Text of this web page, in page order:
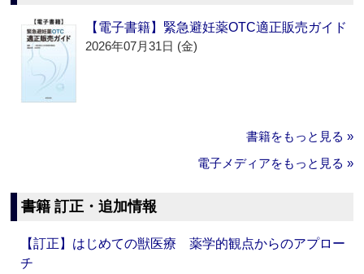
【電子書籍】緊急避妊薬OTC適正販売ガイド
2026年07月31日 (金)
書籍をもっと見る »
電子メディアをもっと見る »
書籍 訂正・追加情報
【訂正】はじめての獣医療 薬学的観点からのアプロー
チ